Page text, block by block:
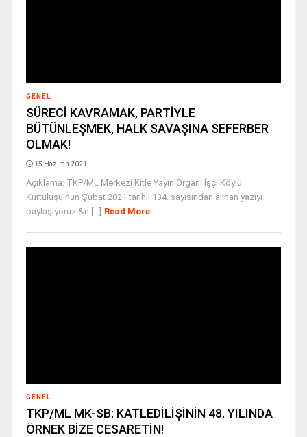
GENEL
SÜRECİ KAVRAMAK, PARTİYLE
BÜTÜNLEŞMEK, HALK SAVAŞINA SEFERBER
OLMAK!
15 Haziran 2021
Açıklama: TKP/ML Merkezi Kitle Yayın Organı İşçi Köylü
Kurtuluşu’nun Şubat 2021 tarihli 134. sayısından alınan yazıyı
paylaşıyoruz &n [...] Read More
GENEL
TKP/ML MK-SB: KATLEDİLİŞİNİN 48. YILINDA
ÖRNEK BİZE CESARETİN!